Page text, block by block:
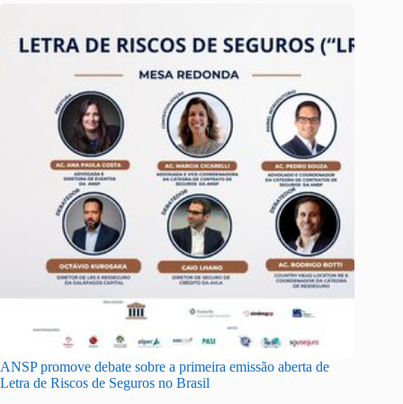
ANSP promove debate sobre a primeira emissão aberta de
Letra de Riscos de Seguros no Brasil